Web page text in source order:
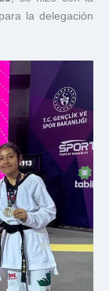
la delegación